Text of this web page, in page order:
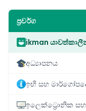
ප්‍රවර්ග
ikman
අධ්‍යාපනය
ඉඟි සහ
ඉලෙක්ට්‍රොනික